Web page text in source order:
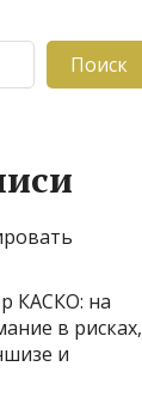
Поиск
КАСКО: на
в рисках,
и